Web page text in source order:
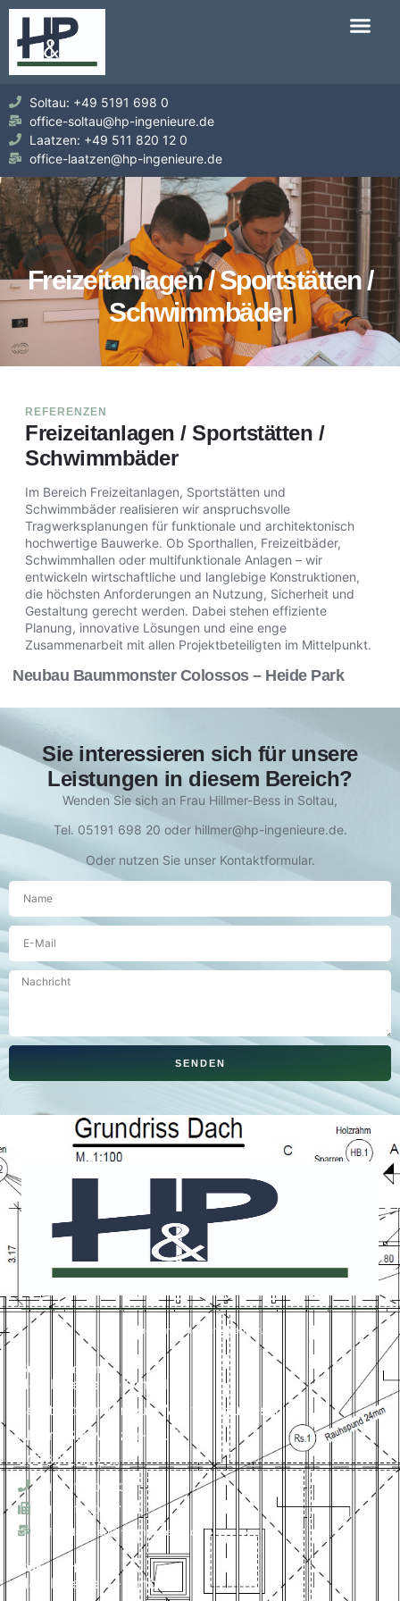
Soltau: +49 5191 698 0
office-soltau@hp-ingenieure.de
Laatzen: +49 511 820 12 0
office-laatzen@hp-ingenieure.de
Freizeitanlagen / Sportstätten /
Schwimmbäder
REFERENZEN
Freizeitanlagen / Sportstätten /
Schwimmbäder
Im Bereich Freizeitanlagen, Sportstätten und
Schwimmbäder realisieren wir anspruchsvolle
Tragwerksplanungen für funktionale und architektonisch
hochwertige Bauwerke. Ob Sporthallen, Freizeitbäder,
Schwimmhallen oder multifunktionale Anlagen – wir
entwickeln wirtschaftliche und langlebige Konstruktionen,
die höchsten Anforderungen an Nutzung, Sicherheit und
Gestaltung gerecht werden. Dabei stehen effiziente
Planung, innovative Lösungen und eine enge
Zusammenarbeit mit allen Projektbeteiligten im Mittelpunkt.
Neubau Baummonster Colossos – Heide Park
Sie interessieren sich für unsere
Leistungen in diesem Bereich?
Wenden Sie sich an Frau Hillmer-Bess in Soltau,
Tel. 05191 698 20 oder hillmer@hp-ingenieure.de.
Oder nutzen Sie unser Kontaktformular.
SENDEN
Impressum Datenschutzerklärung
+49 511 820 12 0
+49 511 820 12 15
office-laatzen@hp-ingeneure.de
H&P Ingenieure GmbH
Beratende Ingenieure VBI für Bauwesen
Albert-Schweitzer-Str. 1
30880 Laatzen
Büro Laatzen
H&P Ingenieure GmbH
Büro Soltau